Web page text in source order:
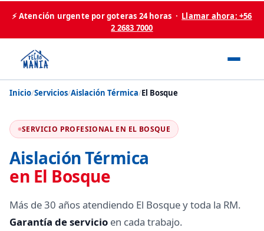
⚡ Atención urgente por goteras 24 horas · Llamar ahora: +56
2 2683 7000
Inicio/Servicios/Aislación Térmica/El Bosque
SERVICIO PROFESIONAL EN EL BOSQUE
Aislación Térmica
en El Bosque
Más de 30 años atendiendo El Bosque y toda la RM.
Garantía de servicio en cada trabajo.